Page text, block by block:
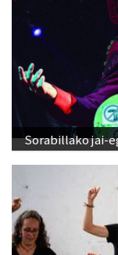
Sorabillako jai-